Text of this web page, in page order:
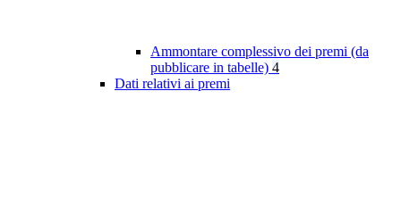
Ammontare complessivo dei premi (da
pubblicare in tabelle) 4
Dati relativi ai premi